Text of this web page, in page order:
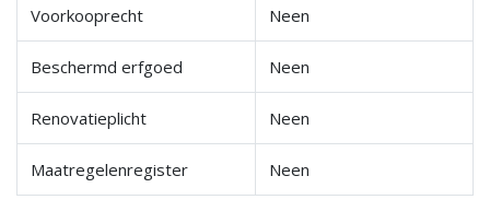
Voorkooprecht Neen
Beschermd erfgoed Neen
Renovatieplicht Neen
Maatregelenregister Neen